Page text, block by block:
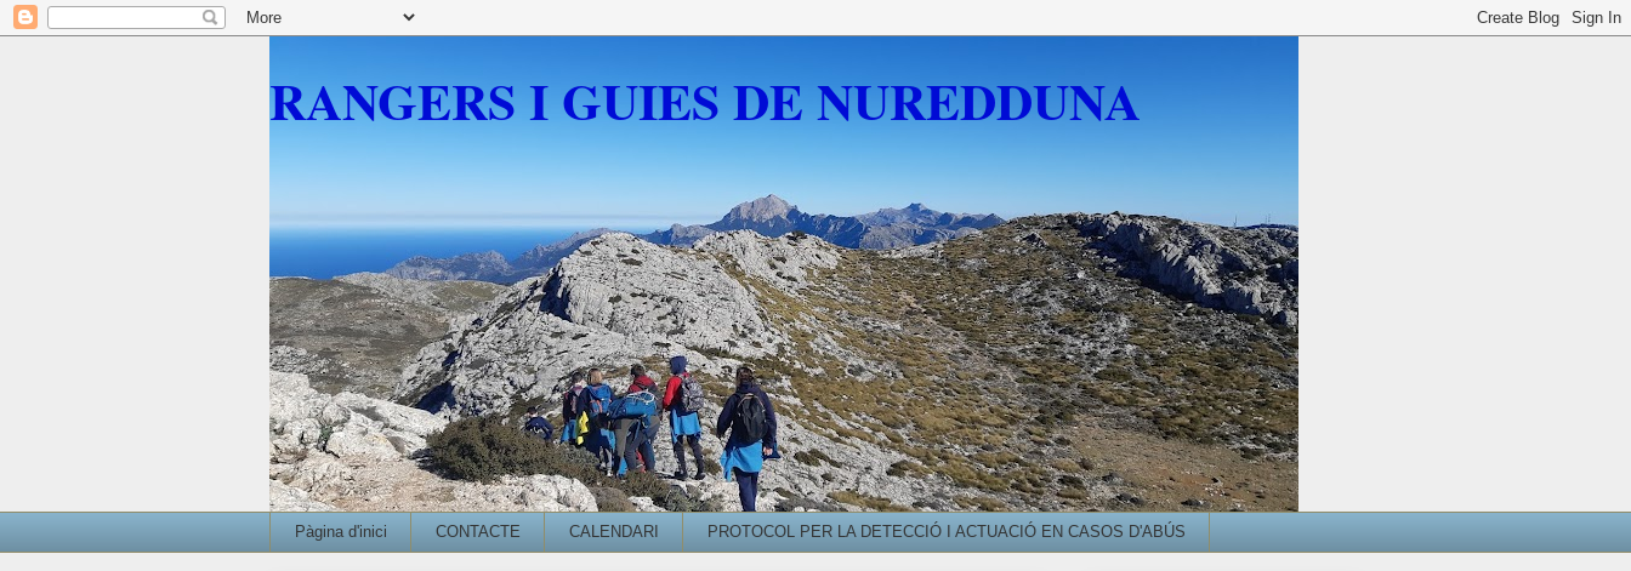
RANGERS I GUIES DE NUREDDUNA
Pàgina d'inici CONTACTE CALENDARI PROTOCOL PER LA DETECCIÓ I ACTUACIÓ EN CASOS D'ABÚS